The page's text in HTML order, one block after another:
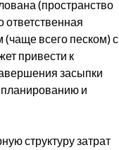
(пространство
всего песком) с
привести к
засыпки
планированию и
структуру затрат